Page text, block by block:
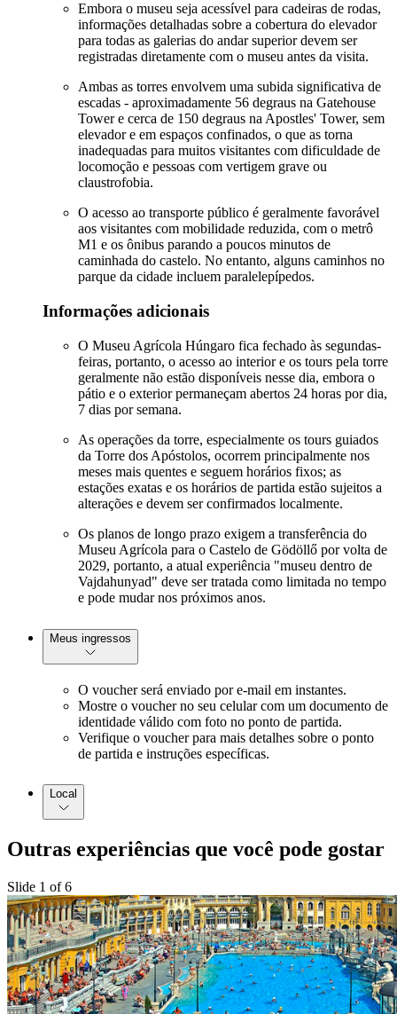
Embora o museu seja acessível para cadeiras de rodas,
informações detalhadas sobre a cobertura do elevador
para todas as galerias do andar superior devem ser
registradas diretamente com o museu antes da visita.
Ambas as torres envolvem uma subida significativa de
escadas - aproximadamente 56 degraus na Gatehouse
Tower e cerca de 150 degraus na Apostles' Tower, sem
elevador e em espaços confinados, o que as torna
inadequadas para muitos visitantes com dificuldade de
locomoção e pessoas com vertigem grave ou
claustrofobia.
O acesso ao transporte público é geralmente favorável
aos visitantes com mobilidade reduzida, com o metrô
M1 e os ônibus parando a poucos minutos de
caminhada do castelo. No entanto, alguns caminhos no
parque da cidade incluem paralelepípedos.
Informações adicionais
O Museu Agrícola Húngaro fica fechado às segundas-
feiras, portanto, o acesso ao interior e os tours pela torre
geralmente não estão disponíveis nesse dia, embora o
pátio e o exterior permaneçam abertos 24 horas por dia,
7 dias por semana.
As operações da torre, especialmente os tours guiados
da Torre dos Apóstolos, ocorrem principalmente nos
meses mais quentes e seguem horários fixos; as
estações exatas e os horários de partida estão sujeitos a
alterações e devem ser confirmados localmente.
Os planos de longo prazo exigem a transferência do
Museu Agrícola para o Castelo de Gödöllő por volta de
2029, portanto, a atual experiência "museu dentro de
Vajdahunyad" deve ser tratada como limitada no tempo
e pode mudar nos próximos anos.
Meus ingressos
O voucher será enviado por e-mail em instantes.
Mostre o voucher no seu celular com um documento de
identidade válido com foto no ponto de partida.
Verifique o voucher para mais detalhes sobre o ponto
de partida e instruções específicas.
Local
Outras experiências que você pode gostar
Slide 1 of 6